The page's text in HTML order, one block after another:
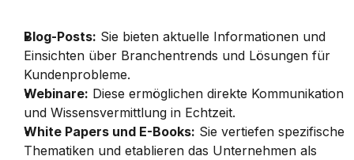
Blog-Posts: Sie bieten aktuelle Informationen und
Einsichten über Branchentrends und Lösungen für
Kundenprobleme.
Webinare: Diese ermöglichen direkte Kommunikation
und Wissensvermittlung in Echtzeit.
White Papers und E-Books: Sie vertiefen spezifische
Thematiken und etablieren das Unternehmen als